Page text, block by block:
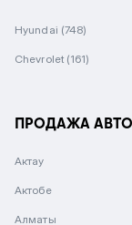
Hyundai (748)
Chevrolet (161)
ПРОДАЖА
Актау
Актобе
Алматы